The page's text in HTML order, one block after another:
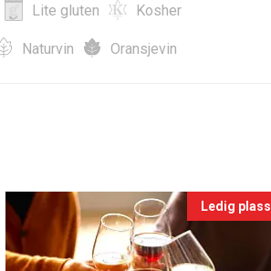
Lite gluten Kosher
Naturvin Oransjevin
Ledig plass